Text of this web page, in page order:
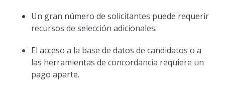
Un gran número de solicitantes puede requerir
recursos de selección adicionales.
El acceso a la base de datos de candidatos o a
las herramientas de concordancia requiere un
pago aparte.